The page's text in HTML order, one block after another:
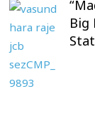
Big